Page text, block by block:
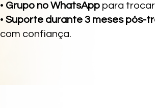
• Grupo no WhatsApp para
• Suporte durante 3 meses pós-
com confiança.